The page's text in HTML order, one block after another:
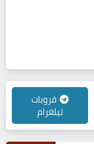
قروبات
تيلغرام